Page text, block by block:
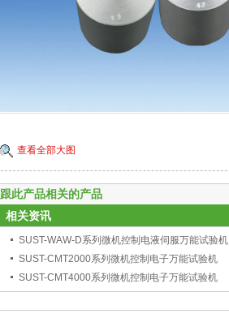
查看全部大图
跟此产品相关的产品
相关资讯
SUST-WAW-D系列微机控制电液伺服万能试验机
SUST-CMT2000系列微机控制电子万能试验机
SUST-CMT4000系列微机控制电子万能试验机